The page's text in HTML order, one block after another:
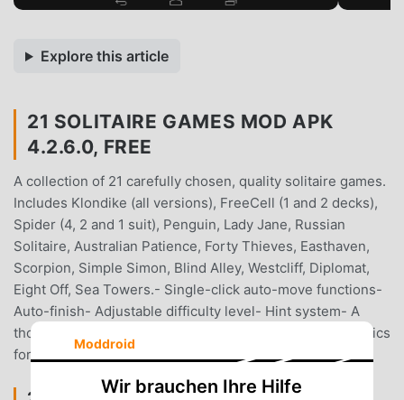
Explore this article
21 SOLITAIRE GAMES MOD APK
4.2.6.0, FREE
A collection of 21 carefully chosen, quality solitaire games.
Includes Klondike (all versions), FreeCell (1 and 2 decks),
Spider (4, 2 and 1 suit), Penguin, Lady Jane, Russian
Solitaire, Australian Patience, Forty Thieves, Easthaven,
Scorpion, Simple Simon, Blind Alley, Westcliff, Diplomat,
Eight Off, Sea Towers.- Single-click auto-move functions-
Auto-finish- Adjustable difficulty level- Hint system- A
thousand undo/redo levels- Persistent/resettable statistics
for each solitaire
Moddroid
Wir brauchen Ihre Hilfe